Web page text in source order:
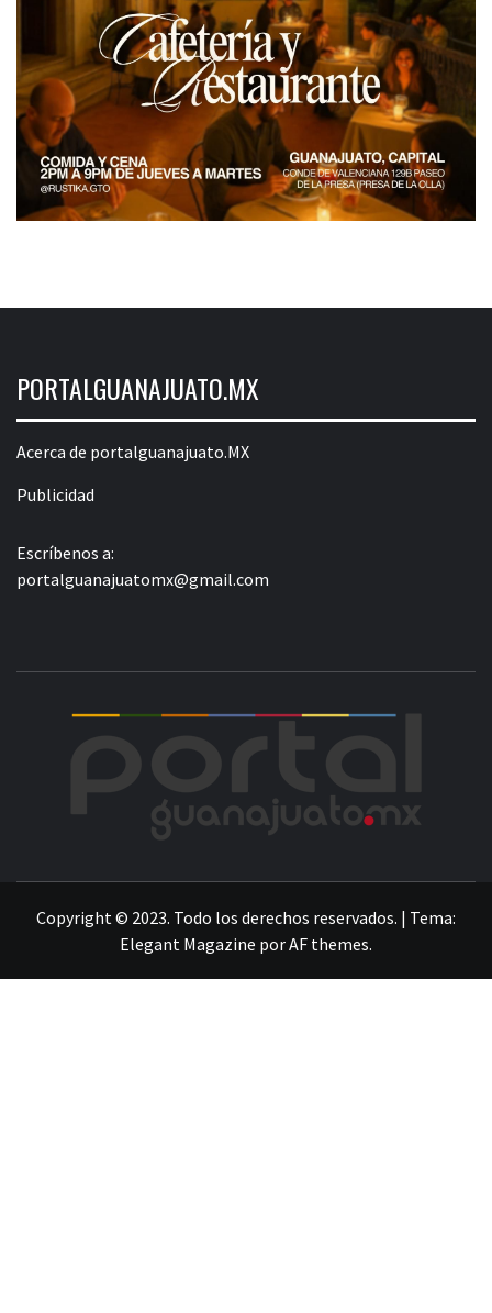
PORTALGUANAJUATO.MX
Acerca de portalguanajuato.MX
Publicidad
Escríbenos a:
portalguanajuatomx@gmail.com
Copyright © 2023. Todo los derechos reservados. | Tema:
Elegant Magazine porAF themes.